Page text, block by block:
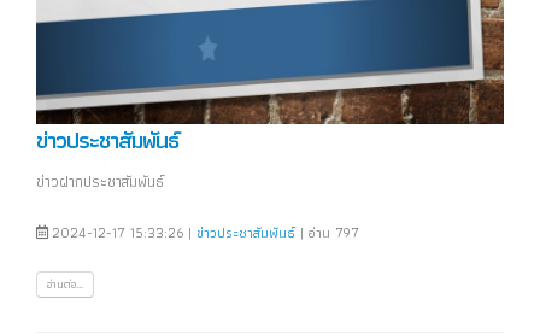
ข่าวประชาสัมพันธ์
ข่าวฝากประชาสัมพันธ์
2024-12-17 15:33:26 | ข่าวประชาสัมพันธ์| อ่าน 797
อ่านต่อ...